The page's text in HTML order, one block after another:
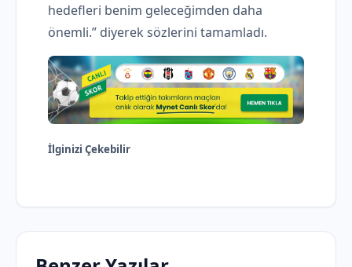
hedefleri benim geleceğimden daha
önemli.” diyerek sözlerini tamamladı.
İlginizi Çekebilir